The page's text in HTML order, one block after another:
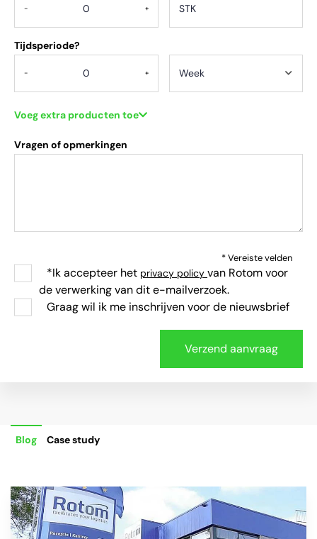
- +
Tijdsperiode?
- +
Voeg extra producten toe
Vragen of opmerkingen
* Vereiste velden
*Ik accepteer het privacy policy van Rotom voor
de verwerking van dit e-mailverzoek.
Graag wil ik me inschrijven voor de nieuwsbrief
Blog Case study